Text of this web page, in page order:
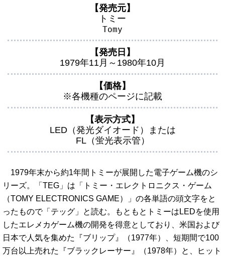
【発売元】
トミー
Tomy
【発売日 】
1979年11月～1980年10月
【価格】
※各機種のページに記載
【表示方式】
LED（発光ダイオード）または
FL（蛍光表示管）
1979年末から約1年間トミーが展開した電子ゲーム機のシ
リーズ。「TEG」は「トミー・エレクトロニクス・ゲーム
（TOMY ELECTRONICS GAME）」の各単語の頭文字をと
ったもので「テッグ」と読む。もともとトミーはLEDを使用
したエレメカゲーム機の開発を得意としており、米国および
日本で人気を集めた『ブリップ』（1977年）、短期間で100
万台以上売れた『ブラックレーサー』（1978年）と、ヒット